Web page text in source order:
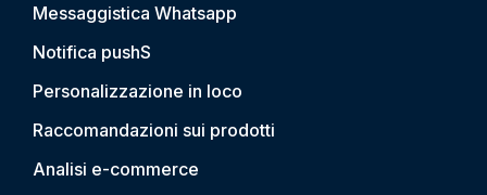
Messaggistica Whatsapp
Notifica pushS
Personalizzazione in loco
Raccomandazioni sui prodotti
Analisi e-commerce